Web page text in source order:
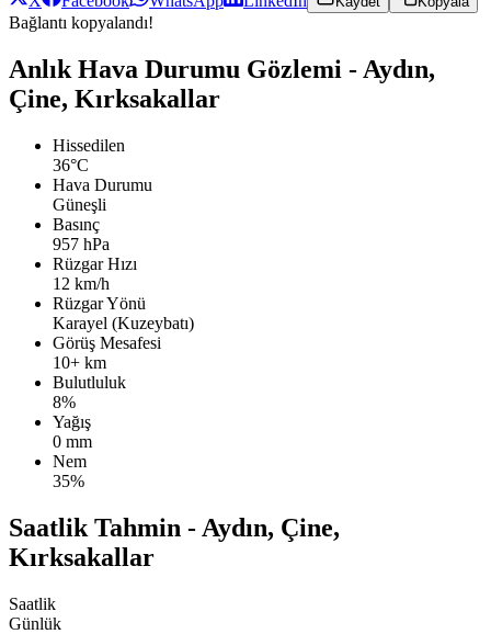
Bağlantı kopyalandı!
Anlık Hava Durumu Gözlemi - Aydın,
Çine, Kırksakallar
Hissedilen
36°C
Hava Durumu
Güneşli
Basınç
957 hPa
Rüzgar Hızı
12 km/h
Rüzgar Yönü
Karayel (Kuzeybatı)
Görüş Mesafesi
10+ km
Bulutluluk
8%
Yağış
0 mm
Nem
35%
Saatlik Tahmin - Aydın, Çine,
Kırksakallar
Saatlik
Günlük